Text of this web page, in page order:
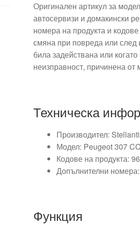
Оригинален артикул за
автосервизи и домакински
номера на продукта и
смяна при повреда или след
била задействана или
неизправност, причинена от
Техническа
Производител:
Модел: Peugeot 307 CC
Кодове на продукта:
Допълнителни
Функция